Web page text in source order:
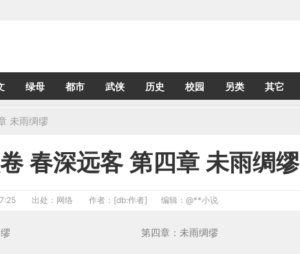
绿母 都市 武侠 历史 校园 另类 其它
未雨绸缪
春深远客 第四章 未雨绸缪
出处：网络 作者：[db:作者] 编辑： @**小说
四章 未雨绸缪 第四章：未雨绸缪